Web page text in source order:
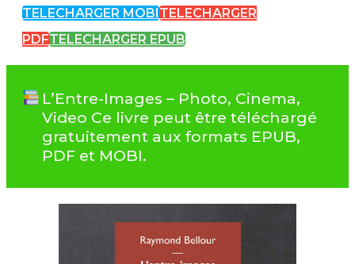
TELECHARGER MOBI TELECHARGER
PDFTELECHARGER EPUB
L’Entre-Images – Photo, Cinema,
Video Ce livre peut être téléchargé
gratuitement aux formats EPUB,
PDF et MOBI.